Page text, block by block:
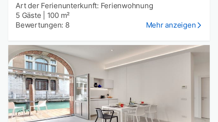
Art der Ferienunterkunft: Ferienwohnung
5 Gäste
100 m²
Bewertungen: 8
Mehr anzeigen